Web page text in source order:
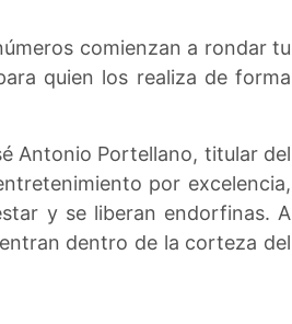
comienzan a rondar tu
quien los realiza de forma
Antonio Portellano, titular del
por excelencia,
y se liberan endorfinas. A
dentro de la corteza del